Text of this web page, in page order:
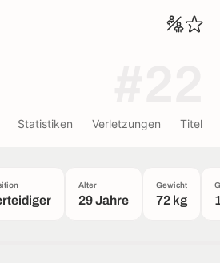
Statistiken Verletzungen Titel
Alter
29 Jahre
Gewicht
72 kg